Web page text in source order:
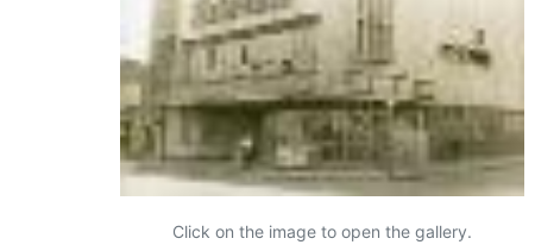
Click on the image to open the gallery.